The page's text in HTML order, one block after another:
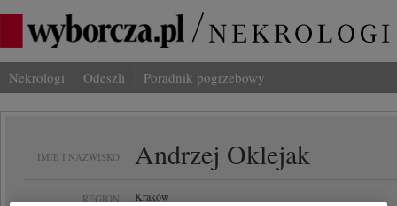
Nekrologi Odeszli Poradnik pogrzebowy
IMIĘ I NAZWISKO: Andrzej Oklejak
REGION: Kraków